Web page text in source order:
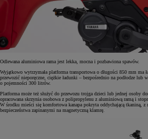
Odlewana aluminiowa rama jest lekka, mocna i pozbawiona spawów.
Wyjątkowo wytrzymała platforma transportowa o długości 850 mm ma
przewozić nieporęczne, ciężkie ładunki – bezpośrednio na podłodze lub
o pojemności 300 litrów.
Platforma może też służyć do przewozu trojga dzieci lub jednej osoby
opracowana skrzynia osobowa z polipropylenu z aluminiową ramą i
W środku mieści się komfortowa kanapa pokryta oddychającą tkaniną, z
bezpieczeństwa zapinanymi na magnetyczną klamrę.